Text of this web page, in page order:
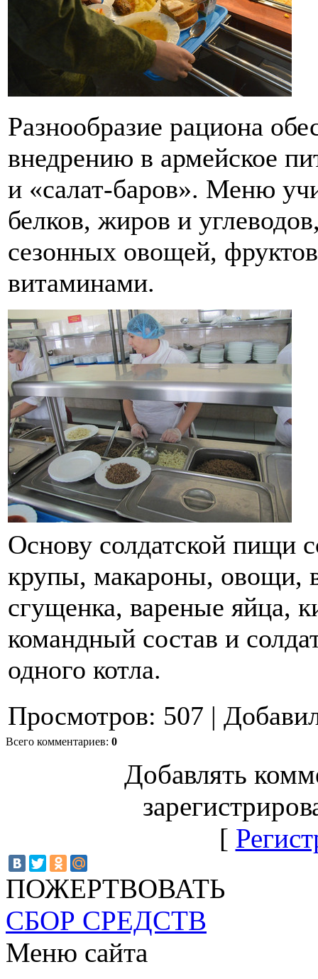
Разнообразие рациона
внедрению в армейское
и «салат-баров». Меню
белков, жиров и
сезонных овощей,
витаминами.
Основу солдатской пищи
крупы, макароны, овощи,
сгущенка, вареные яйца,
командный состав и
одного котла.
Просмотров: 507 |
Всего комментариев: 0
Добавлять
[
ПОЖЕРТВОВАТЬ
СБОР СРЕДСТВ
Меню сайта